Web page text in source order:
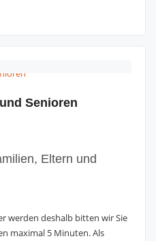
Senioren
Eltern und
werden deshalb bitten wir Sie
maximal 5 Minuten. Als